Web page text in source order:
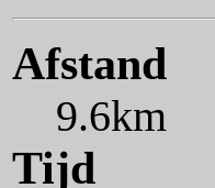
Afstand
9.6km
Tijd